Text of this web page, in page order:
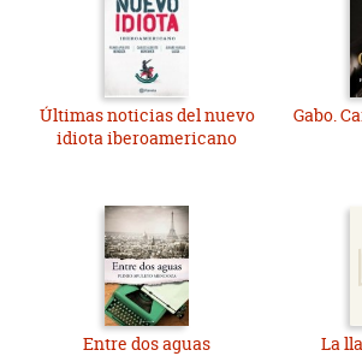
Últimas noticias del nuevo
idiota iberoamericano
Gabo.
Entre dos aguas La